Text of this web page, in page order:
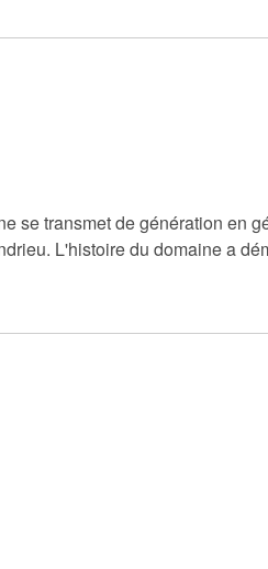
se transmet de génération en
L'histoire du domaine a